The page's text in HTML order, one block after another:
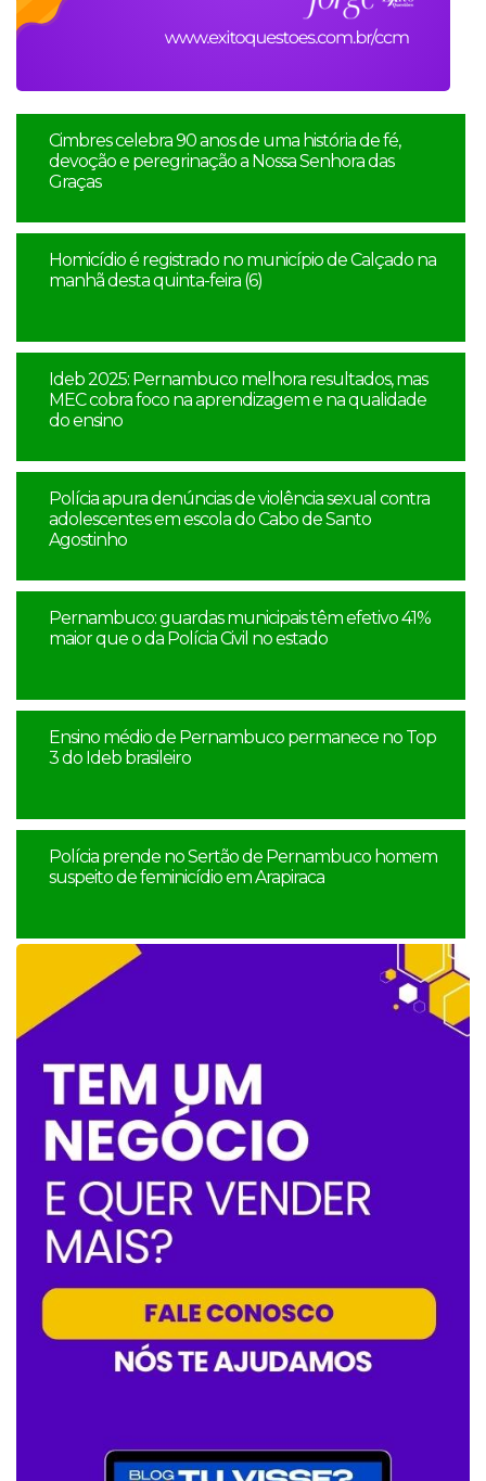
Cimbres celebra 90 anos de uma história de fé,
devoção e peregrinação a Nossa Senhora das
Graças
Homicídio é registrado no município de Calçado na
manhã desta quinta-feira (6)
Ideb 2025: Pernambuco melhora resultados, mas
MEC cobra foco na aprendizagem e na qualidade
do ensino
Polícia apura denúncias de violência sexual contra
adolescentes em escola do Cabo de Santo
Agostinho
Pernambuco: guardas municipais têm efetivo 41%
maior que o da Polícia Civil no estado
Ensino médio de Pernambuco permanece no Top
3 do Ideb brasileiro
Polícia prende no Sertão de Pernambuco homem
suspeito de feminicídio em Arapiraca